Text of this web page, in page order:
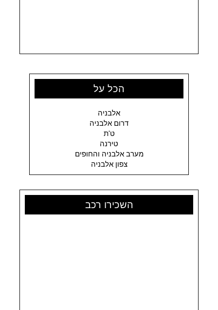
הכל על
אלבניה
דרום אלבניה
ט'ת
טירנה
מערב אלבניה והחופים
צפון אלבניה
השכירו רכב